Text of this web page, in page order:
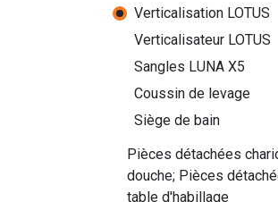
Verticalisation LOTUS
Verticalisateur LOTUS
Sangles LUNA X5
Coussin de levage
Siège de bain
Pièces détachées
douche; Pièces
table d'habillage